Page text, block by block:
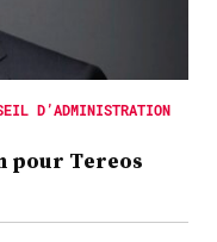
D’ADMINISTRATION
pour Tereos